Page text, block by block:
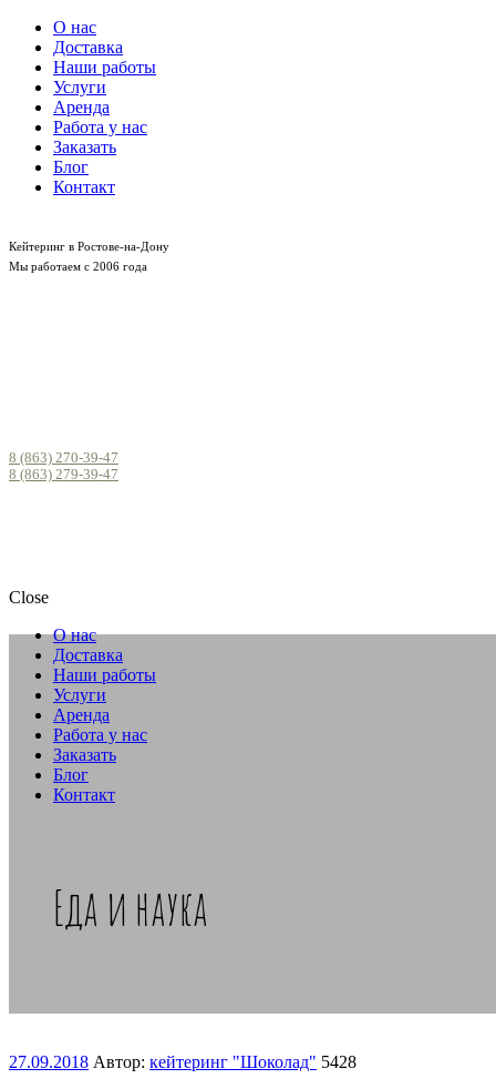
О нас
Доставка
Наши работы
Услуги
Аренда
Работа у нас
Заказать
Блог
Контакт
Кейтеринг в Ростове-на-Дону
Мы работаем с 2006 года
8 (863) 270-39-47
8 (863) 279-39-47
Close
О нас
Доставка
Наши работы
Услуги
Аренда
Работа у нас
Заказать
Блог
Контакт
Еда и наука
27.09.2018 Автор: кейтеринг "Шоколад" 5428